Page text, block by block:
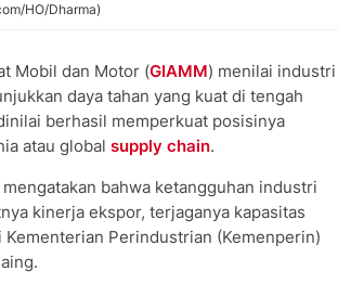
HO/Dharma)
Mobil dan Motor (GIAMM) menilai industri
daya tahan yang kuat di tengah
berhasil memperkuat posisinya
atau global supply chain.
bahwa ketangguhan industri
kinerja ekspor, terjaganya kapasitas
Perindustrian (Kemenperin)